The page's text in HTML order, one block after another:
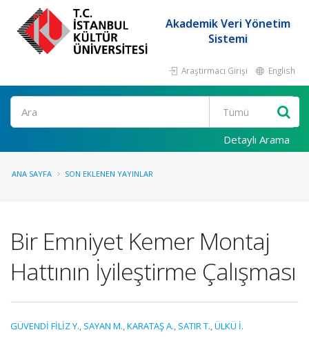
Akademik Veri Yönetim
Sistemi
Araştırmacı Girişi English
Ara
Detaylı Arama
ANA SAYFA SON EKLENEN YAYINLAR
Bir Emniyet Kemer Montaj
Hattının İyileştirme Çalışması
GÜVENDİ FİLİZ Y., SAYAN M.,KARATAŞ A., SATIR T.,ÜLKÜ İ.